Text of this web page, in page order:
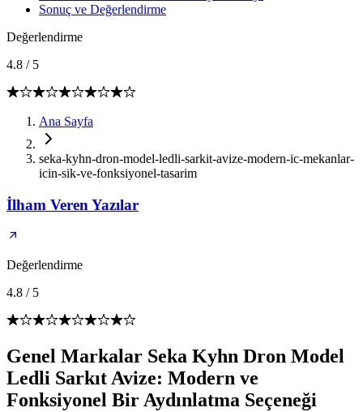
Sonuç ve Değerlendirme
Değerlendirme
4.8 / 5
Ana Sayfa
seka-kyhn-dron-model-ledli-sarkit-avize-modern-ic-mekanlar-
icin-sik-ve-fonksiyonel-tasarim
İlham Veren Yazılar
Değerlendirme
4.8 / 5
Genel Markalar Seka Kyhn Dron Model
Ledli Sarkıt Avize: Modern ve
Fonksiyonel Bir Aydınlatma Seçeneği